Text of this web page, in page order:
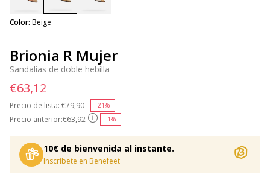
Brionia R Mujer
Sandalias de doble hebilla
Precio anterior:€63,92 -1%
Precio de lista: Price reduced from
€79,90 -21%
€63,12
10€ de bienvenida al instante.
Inscríbete en Benefeet
Color: Beige